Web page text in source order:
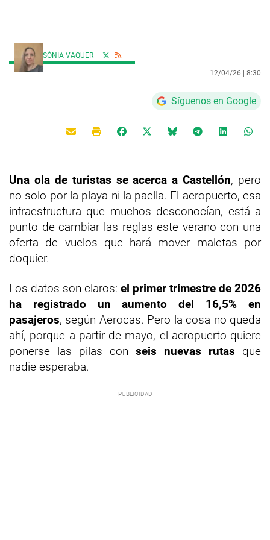
SÒNIA VAQUER
12/04/26 | 8:30
Síguenos en Google
Una ola de turistas se acerca a Castellón, pero
no solo por la playa ni la paella. El aeropuerto, esa
infraestructura que muchos desconocían, está a
punto de cambiar las reglas este verano con una
oferta de vuelos que hará mover maletas por
doquier.
Los datos son claros: el primer trimestre de 2026
ha registrado un aumento del 16,5% en
pasajeros, según Aerocas. Pero la cosa no queda
ahí, porque a partir de mayo, el aeropuerto quiere
ponerse las pilas con seis nuevas rutas que
nadie esperaba.